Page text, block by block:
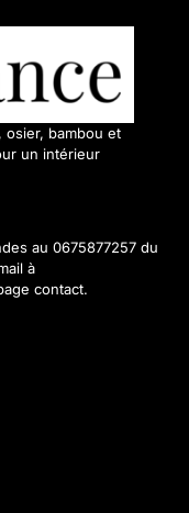
osier, bambou et
un intérieur
au 0675877257 du
à
contact.